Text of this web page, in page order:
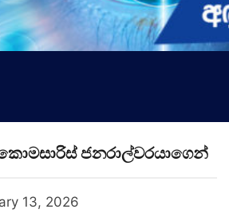
කොමසාරිස් ජනරාල්වරයාගෙන්
13, 2026